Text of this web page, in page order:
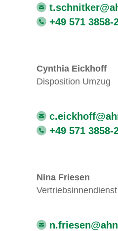
+49 571 3858-
Cynthia Eickhoff
Disposition Umzug
+49 571 3858-
Nina Friesen
Vertriebsinnendienst